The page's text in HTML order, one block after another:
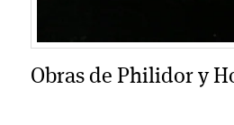
Obras de Philidor y